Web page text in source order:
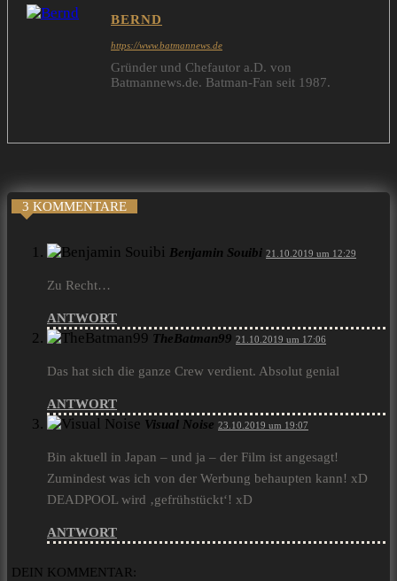
BERND
https://www.batmannews.de
Gründer und Chefautor a.D. von
Batmannews.de. Batman-Fan seit 1987.
3 KOMMENTARE
Benjamin Souibi 21.10.2019 um 12:29
Zu Recht…
ANTWORT
TheBatman99 21.10.2019 um 17:06
Das hat sich die ganze Crew verdient. Absolut genial
ANTWORT
Visual Noise 23.10.2019 um 19:07
Bin aktuell in Japan – und ja – der Film ist angesagt!
Zumindest was ich von der Werbung behaupten kann! xD
DEADPOOL wird ‚gefrühstückt‘! xD
ANTWORT
DEIN KOMMENTAR: